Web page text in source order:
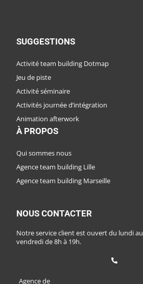
SUGGESTIONS
Activité team building Dotmap
Jeu de piste
Activité séminaire
Activités journée d’intégration
Animation afterwork
À PROPOS
Qui sommes nous
Agence team building Lille
Agence team building Marseille
NOUS CONTACTER
Notre service client est ouvert du lundi au
vendredi de 8h à 19h.
Agence de